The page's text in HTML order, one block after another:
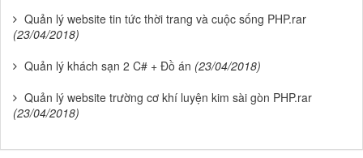
Quản lý website tin tức thời trang và cuộc sống PHP.rar
(23/04/2018)
Quản lý khách sạn 2 C# + Đồ án (23/04/2018)
Quản lý website trường cơ khí luyện kim sài gòn PHP.rar
(23/04/2018)